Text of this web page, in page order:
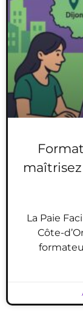
La Paie
Côte-